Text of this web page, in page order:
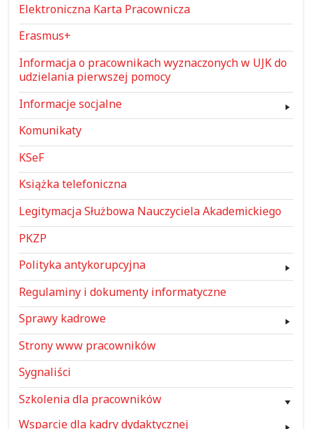
Elektroniczna Karta Pracownicza
Erasmus+
Informacja o pracownikach wyznaczonych w UJK do
udzielania pierwszej pomocy
Informacje socjalne
Komunikaty
KSeF
Książka telefoniczna
Legitymacja Służbowa Nauczyciela Akademickiego
PKZP
Polityka antykorupcyjna
Regulaminy i dokumenty informatyczne
Sprawy kadrowe
Strony www pracowników
Sygnaliści
Szkolenia dla pracowników
Wsparcie dla kadry dydaktycznej